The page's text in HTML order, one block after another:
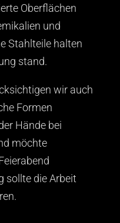
Oberflächen
und
Stahlteile halten
stand.
wir auch
Formen
Hände bei
möchte
sollte die Arbeit